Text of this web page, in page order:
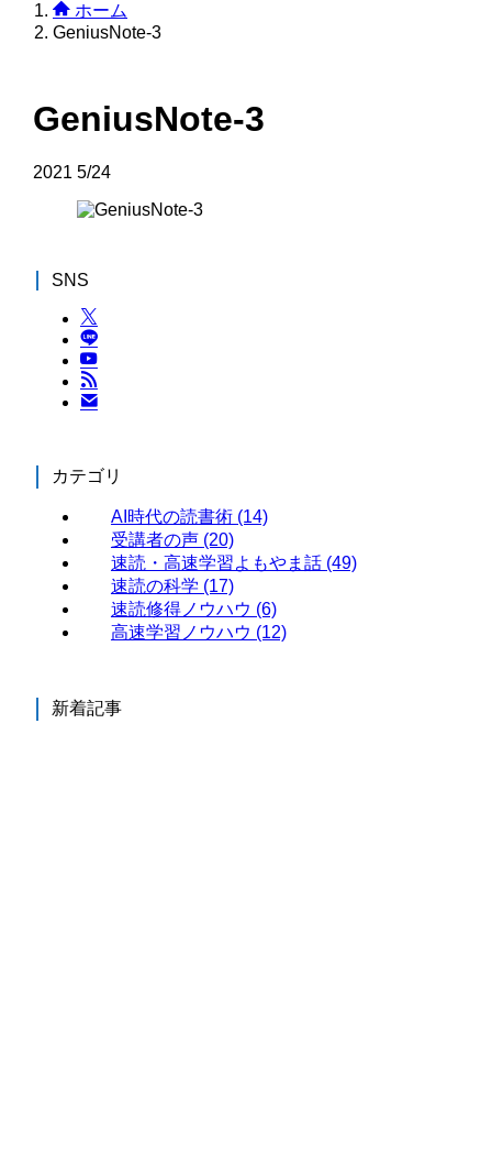
ホーム
GeniusNote-3
GeniusNote-3
2021 5/24
SNS
カテゴリ
AI時代の読書術 (14)
受講者の声 (20)
速読・高速学習よもやま話 (49)
速読の科学 (17)
速読修得ノウハウ (6)
高速学習ノウハウ (12)
新着記事